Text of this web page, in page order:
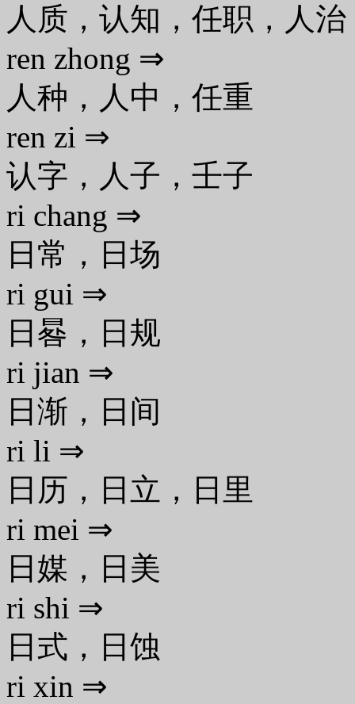
人质，认知，任职，人
ren zhong ⇒
人种，人中，任重
ren zi ⇒
认字，人子，壬子
ri chang ⇒
日常，日场
ri gui ⇒
日晷，日规
ri jian ⇒
日渐，日间
ri li ⇒
日历，日立，日里
ri mei ⇒
日媒，日美
ri shi ⇒
日式，日蚀
ri xin ⇒